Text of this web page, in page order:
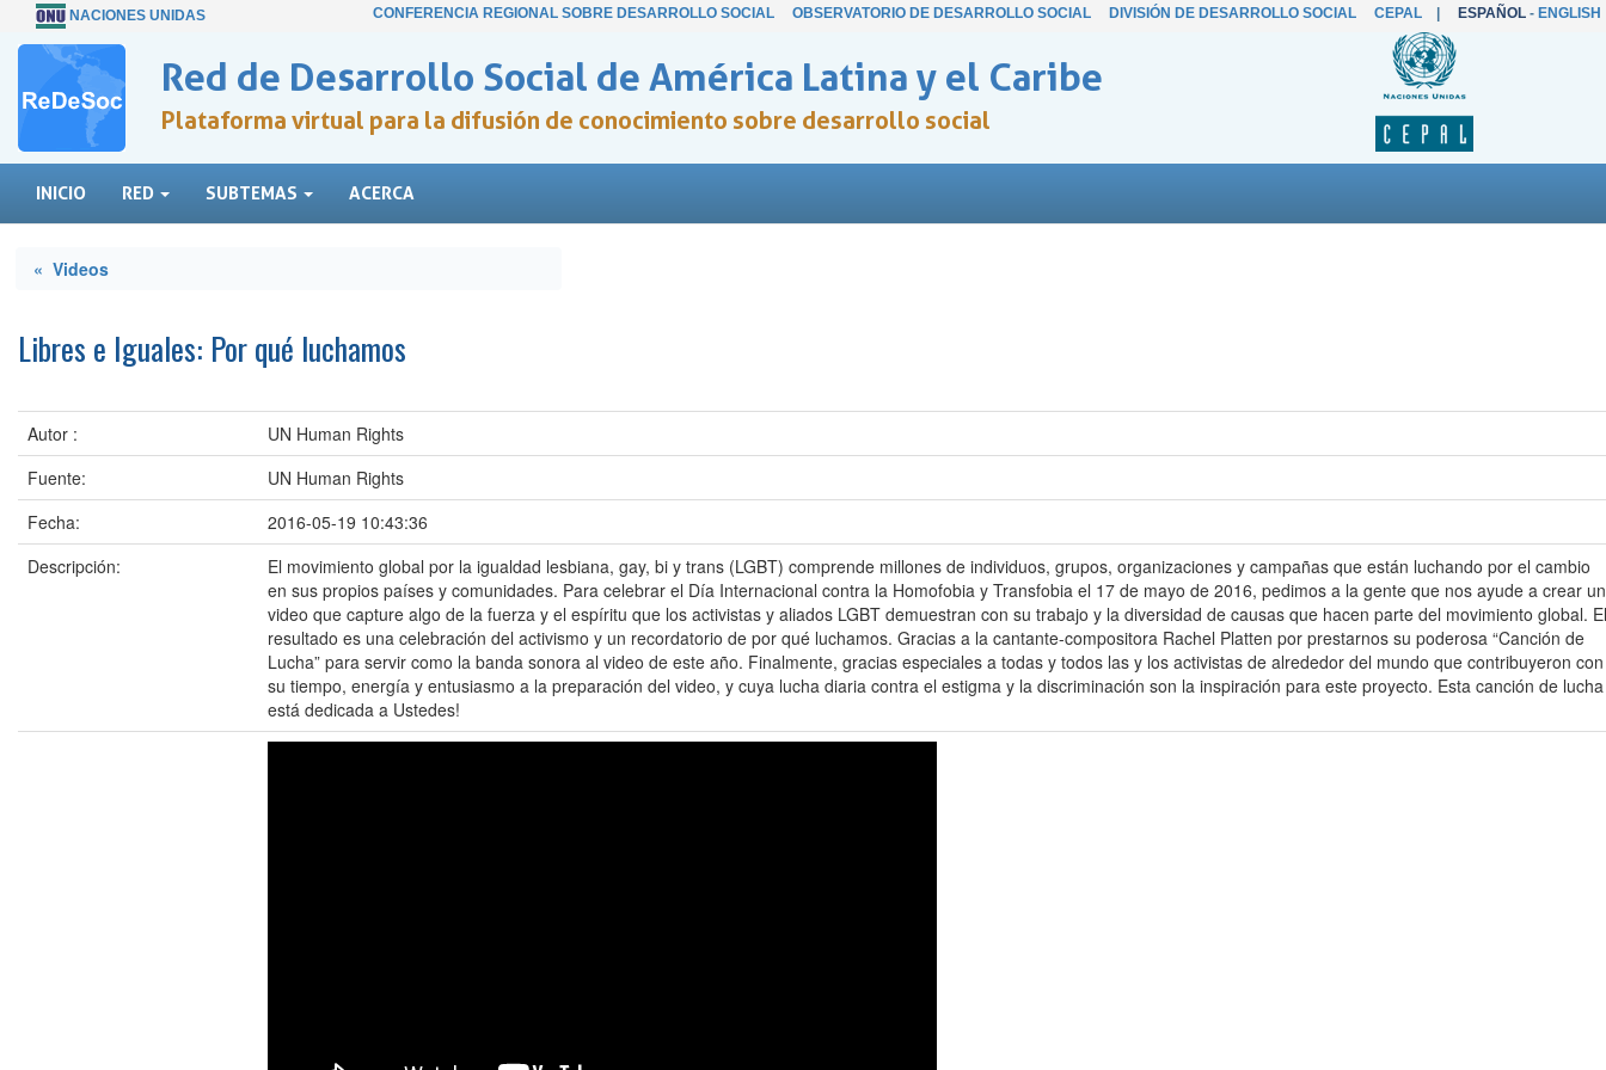
NACIONES UNIDAS CONFERENCIA REGIONAL SOBRE DESARROLLO SOCIAL OBSERVATORIO DE DESARROLLO SOCIAL DIVISIÓN DE DESARROLLO SOCIAL CEPAL| ESPAÑOL- ENGLISH
Red de Desarrollo Social de América Latina y el Caribe
Plataforma virtual para la difusión de conocimiento sobre desarrollo social
INICIO RED SUBTEMAS ACERCA
« Videos
Libres e Iguales: Por qué luchamos
Autor :
UN Human Rights
Fuente:
UN Human Rights
Fecha:
2016-05-19 10:43:36
Descripción:
El movimiento global por la igualdad lesbiana, gay, bi y trans (LGBT) comprende millones de individuos, grupos, organizaciones y campañas que están luchando por el cambio
en sus propios países y comunidades. Para celebrar el Día Internacional contra la Homofobia y Transfobia el 17 de mayo de 2016, pedimos a la gente que nos ayude a crear un
video que capture algo de la fuerza y el espíritu que los activistas y aliados LGBT demuestran con su trabajo y la diversidad de causas que hacen parte del movimiento global. El
resultado es una celebración del activismo y un recordatorio de por qué luchamos. Gracias a la cantante-compositora Rachel Platten por prestarnos su poderosa “Canción de
Lucha” para servir como la banda sonora al video de este año. Finalmente, gracias especiales a todas y todos las y los activistas de alrededor del mundo que contribuyeron con
su tiempo, energía y entusiasmo a la preparación del video, y cuya lucha diaria contra el estigma y la discriminación son la inspiración para este proyecto. Esta canción de lucha
está dedicada a Ustedes!